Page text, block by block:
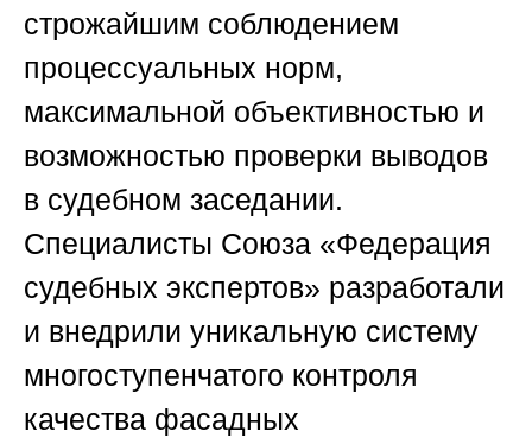
строжайшим соблюдением
процессуальных норм,
максимальной объективностью и
возможностью проверки выводов
в судебном заседании.
Специалисты Союза «Федерация
судебных экспертов» разработали
и внедрили уникальную систему
многоступенчатого контроля
качества фасадных